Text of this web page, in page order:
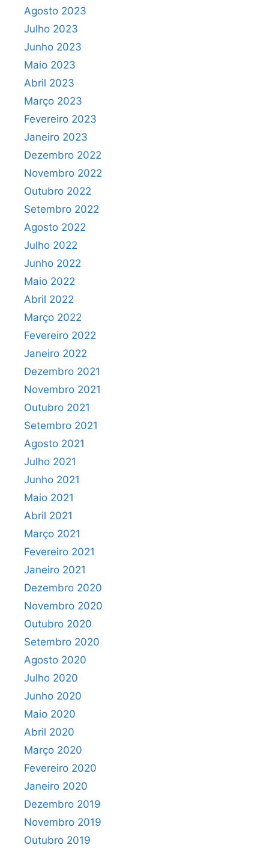
Agosto 2023
Julho 2023
Junho 2023
Maio 2023
Abril 2023
Março 2023
Fevereiro 2023
Janeiro 2023
Dezembro 2022
Novembro 2022
Outubro 2022
Setembro 2022
Agosto 2022
Julho 2022
Junho 2022
Maio 2022
Abril 2022
Março 2022
Fevereiro 2022
Janeiro 2022
Dezembro 2021
Novembro 2021
Outubro 2021
Setembro 2021
Agosto 2021
Julho 2021
Junho 2021
Maio 2021
Abril 2021
Março 2021
Fevereiro 2021
Janeiro 2021
Dezembro 2020
Novembro 2020
Outubro 2020
Setembro 2020
Agosto 2020
Julho 2020
Junho 2020
Maio 2020
Abril 2020
Março 2020
Fevereiro 2020
Janeiro 2020
Dezembro 2019
Novembro 2019
Outubro 2019